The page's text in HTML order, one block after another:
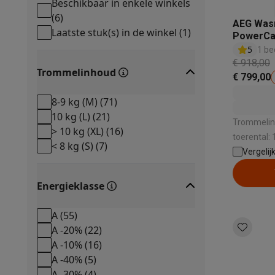
Ecocheques
Info ecocheques Alle eco promoties
Refurbished
Huishouden
Wasmachines met ecocheques Droogkasten met
Kleine keukentoestellen
Kleine keukentoestellen met ecocheques
Grote keukentoestellen
Vaatwassers met ecocheques Koelkasten met
Airco
TV & audio
Multimedia & telefonie
Smartphones met ecocheques Tablets met ecocheques
Transport
Elektrische steps met ecocheques
Beschikbaar in enkele winkels
(6)
Laatste stuk(s) in de winkel (1)
Trommelinhoud
8-9 kg (M) (71)
10 kg (L) (21)
> 10 kg (XL) (16)
< 8 kg (S) (7)
Energieklasse
A(55)
A -20%(22)
A -10%(16)
A -40%(5)
AEG
5
1
€ 918,00
€ 799,00
toerental:
-50% | Geluidsniveau bij het zwieren: 72 dB
|
Vergelijk